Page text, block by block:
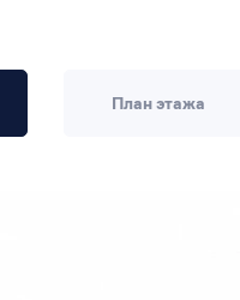
План этажа